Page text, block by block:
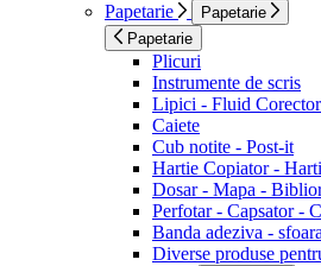
Papetarie
Papetarie
Papetarie
Plicuri
Instrumente de scris
Lipici - Fluid
Caiete
Cub notite - Post-it
Hartie Copiator -
Dosar - Mapa -
Perfotar - Capsator -
Banda adeziva -
Diverse produse